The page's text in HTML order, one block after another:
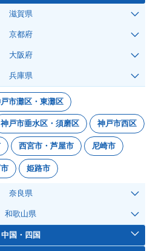
滋賀県
京都府
大阪府
兵庫県
市灘区・東灘区
神戸市垂水区・須磨区 神戸市西区
西宮市・芦屋市 尼崎市
姫路市
奈良県
和歌山県
中国・四国